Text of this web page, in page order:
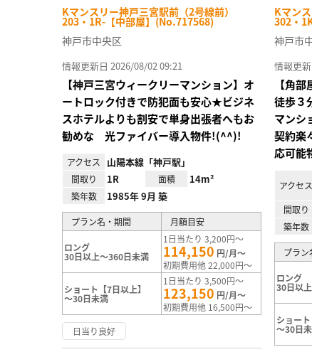
Kマンスリー神戸三宮駅前（2号線前）
203・1R-【中部屋】(No.717568)
神戸市中央区
情報更新日 2026/08/02 09:21
【神戸三宮ウィークリーマンション】オ
ートロック付きで防犯面も安心★ビジネ
スホテルよりも割安で単身出張者へもお
勧めな 光ファイバー導入物件!(^^)!
アクセス 山陽本線「神戸駅」
間取り 1R 面積 14m²
築年数 1985年 9月 築
プラン名・期間 月額目安
ロング
30日以上～360日未満
1日当たり 3,200円～
114,150 円/月～
初期費用他 22,000円～
ショート【7日以上】
～30日未満
1日当たり 3,500円～
123,150 円/月～
初期費用他 16,500円～
日当り良好
Kマン
302・
神戸市
情報更
【角
徒歩３
マンシ
契約楽
応可能
アクセス
間取り
築年数
プラン
ロング
30日以
ショート
～30日